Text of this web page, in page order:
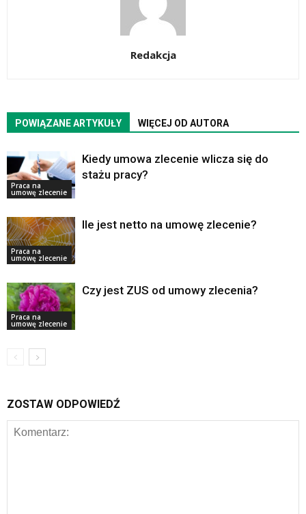
Redakcja
POWIĄZANE ARTYKUŁY WIĘCEJ OD AUTORA
Praca na
umowę zlecenie
Kiedy umowa zlecenie wlicza się do
stażu pracy?
Praca na
umowę zlecenie
Ile jest netto na umowę zlecenie?
Praca na
umowę zlecenie
Czy jest ZUS od umowy zlecenia?
ZOSTAW ODPOWIEDŹ